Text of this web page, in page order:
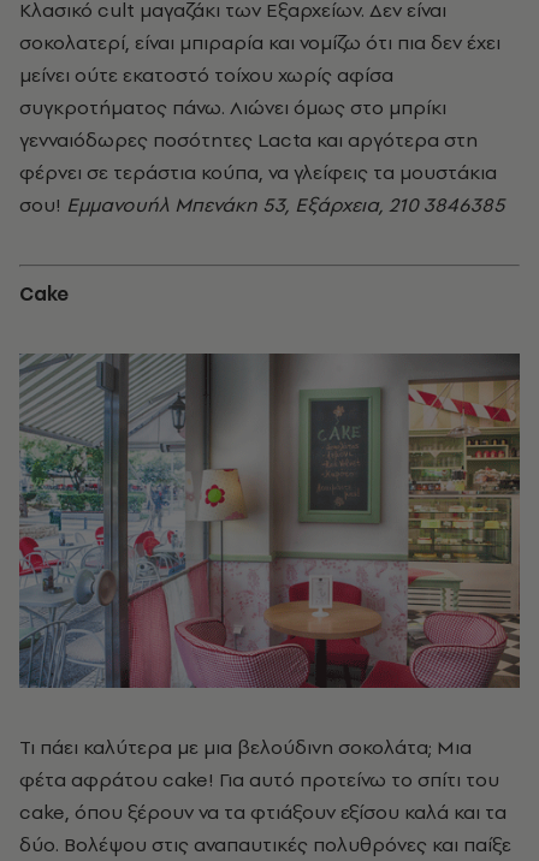
Κλασικό cult μαγαζάκι των Εξαρχείων. Δεν είναι
σοκολατερί, είναι μπιραρία και νομίζω ότι πια δεν έχει
μείνει ούτε εκατοστό τοίχου χωρίς αφίσα
συγκροτήματος πάνω. Λιώνει όμως στο μπρίκι
γενναιόδωρες ποσότητες Lacta και αργότερα στη
φέρνει σε τεράστια κούπα, να γλείφεις τα μουστάκια
σου! Εμμανουήλ Μπενάκη 53, Εξάρχεια, 210 3846385
Cake
Τι πάει καλύτερα με μια βελούδινη σοκολάτα; Μια
φέτα αφράτου cake! Για αυτό προτείνω το σπίτι του
cake, όπου ξέρουν να τα φτιάξουν εξίσου καλά και τα
δύο. Βολέψου στις αναπαυτικές πολυθρόνες και παίξε